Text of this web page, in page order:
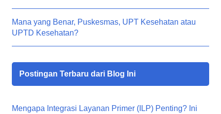
Mana yang Benar, Puskesmas, UPT Kesehatan atau
UPTD Kesehatan?
Postingan Terbaru dari Blog Ini
Mengapa Integrasi Layanan Primer (ILP) Penting? Ini